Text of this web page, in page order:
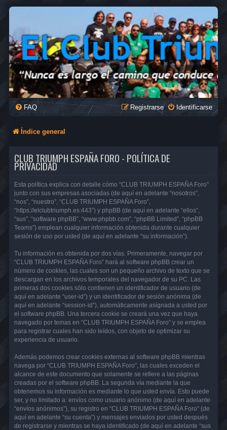
FAQ Identificarse
Registrarse
Índice general
CLUB TRIUMPH ESPAÑA FORO - POLÍTICA DE
PRIVACIDAD
Esta política explica con detalle cómo “CLUB TRIUMPH ESPAÑA Foro”
junto con sus empresas asociadas (de aquí en adelante “nosotros”,
“nos”, “nuestro”, “CLUB TRIUMPH ESPAÑA Foro”,
“https://elclubtriumph.es:443”) y phpBB (de aquí en adelante “ellos”,
“sus”, “software phpBB”, “www.phpbb.com”, “phpBB Limited”, “phpBB
Teams”) emplean cualquier información obtenida durante cualquier
sesión de uso por usted (de aquí en adelante “su información”).
Tu información es obtenida por dos vías. Primeramente, navegar por
“CLUB TRIUMPH ESPAÑA Foro” hará al software phpBB crear un
número de cookies, las cuales son un pequeño archivo de texto que se
descargan en los archivos temporales del navegador de su PC. Las
primeras dos cookies sólo contienen un identificador de usuario (de
aquí en adelante “user-id”) y un identificador de sesión anónima (de
aquí en adelante “session-id”), automáticamente asignada a usted por
el software phpBB. Una tercera cookie se creará una vez que haya
navegado por temas en “CLUB TRIUMPH ESPAÑA Foro” y se emplea
para registrar cuales han sido leídos, con objeto de optimizar su
experiencia de usuario.
Además podemos crear cookies externas al software phpBB mientras
navega por “CLUB TRIUMPH ESPAÑA Foro”, las cuales exceden el
alcance de este documento que solamente se refiere a las páginas
creadas por el software phpBB. La segunda vía mediante la que
obtenemos su información es mediante lo que usted envía. Esto puede
ser, y no limitado a: envíos como usuario anónimo (de aquí en adelante
“envíos anónimos”), su registro en “CLUB TRIUMPH ESPAÑA Foro” (de
aquí en adelante “su cuenta”) y mensajes enviados por usted después
de registrarse y mientras se haya identificado (de aquí en adelante “sus